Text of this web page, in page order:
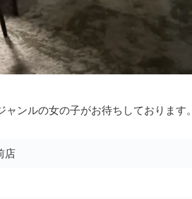
ンルの女の子がお待ちしております。
店